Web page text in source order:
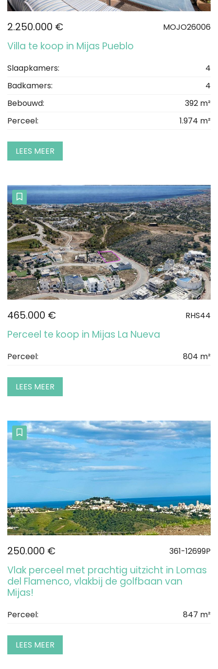
2.250.000 € MOJO26006
Villa te koop in Mijas Pueblo
Slaapkamers:
4
Badkamers:
4
Bebouwd:
392 m²
Perceel:
1.974 m²
LEES MEER
465.000 € RHS44
Perceel te koop in Mijas La Nueva
Perceel: 804 m²
LEES MEER
250.000 € 361-12699P
Vlak perceel met prachtig uitzicht in Lomas
del Flamenco, vlakbij de golfbaan van
Mijas!
Perceel: 847 m²
LEES MEER